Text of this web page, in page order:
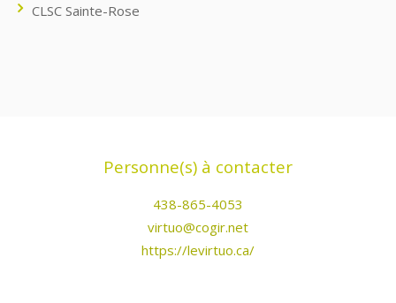
CLSC Sainte-Rose
Personne(s) à contacter
438-865-4053
virtuo@cogir.net
https://levirtuo.ca/